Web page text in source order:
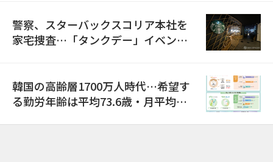
警察、スターバックスコリア本社を
家宅捜査…「タンクデー」イベント
韓国の高齢層1700万人時代…希望す
る勤労年齢は平均73.6歳・月平均賃